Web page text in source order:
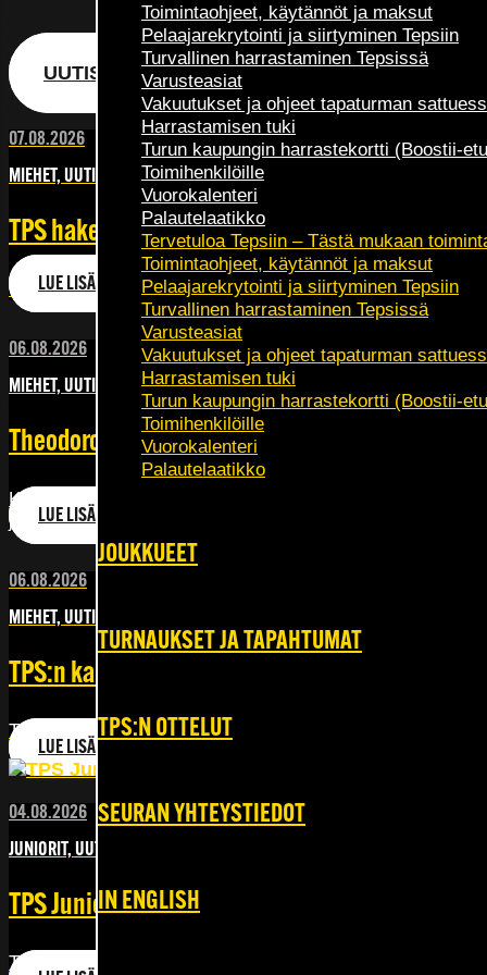
Toimintaohjeet, käytännöt ja maksut
Pelaajarekrytointi ja siirtyminen Tepsiin
Turvallinen harrastaminen Tepsissä
Varusteasiat
Vakuutukset ja ohjeet tapaturman
Harrastamisen tuki
Turun kaupungin harrastekortti (Boostii-
Toimihenkilöille
Vuorokalenteri
Palautelaatikko
Tervetuloa Tepsiin – Tästä mukaan
Toimintaohjeet, käytännöt ja maksut
Pelaajarekrytointi ja siirtyminen Tepsiin
Turvallinen harrastaminen Tepsissä
Varusteasiat
Vakuutukset ja ohjeet tapaturman
Harrastamisen tuki
Turun kaupungin harrastekortti (Boostii-
Toimihenkilöille
Vuorokalenteri
Palautelaatikko
JOUKKUEET
TURNAUKSET JA TAPAHTUMAT
TPS:N OTTELUT
SEURAN YHTEYSTIEDOT
IN ENGLISH
UUTISARKISTO
07.08.2026
MIEHET, UUTISET
TPS hakee Kuopiosta tärkeitä pisteitä
Veikkausliiga jatkuu sunnuntaina 9. elokuuta, kun TPS
LUE LISÄÄ
06.08.2026
MIEHET, UUTISET
Theodoros Tsirigotis ei jatka TPS:n riveissä
Kreikkalaishyökkääjä Theodoros Tsirigotis ei jatka Turun
joukkueesta. Tuolloin lainasopimuksen[…]
LUE LISÄÄ
06.08.2026
MIEHET, UUTISET
TPS:n kausikortit tuovat iloa Tukenasi ry:n
TPS Jalkapallon kausikortteja on mahdollista ostaa myös
yksityishenkilö[…]
LUE LISÄÄ
04.08.2026
JUNIORIT, UUTISET
TPS Juniorijalkapallon kausijulkaisu 2026 nyt
TPS Juniorijalkapallon kausijulkaisu vuosimallia 2026 on